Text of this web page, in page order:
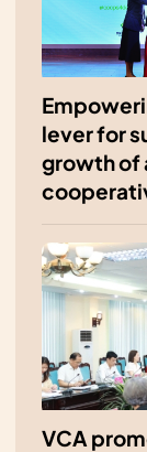
lever for
growth of
VCA